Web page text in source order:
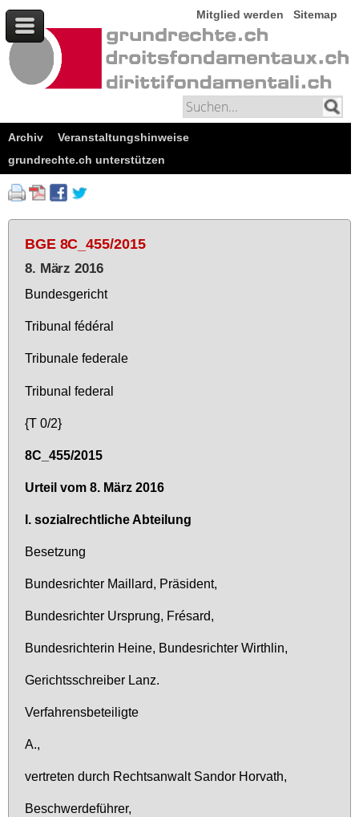
Mitglied werden Sitemap
Archiv
Veranstaltungshinweise
grundrechte.ch unterstützen
BGE 8C_455/2015
8. März 2016
Bun­des­ge­richt
Tri­bu­nal fédéral
Tri­bu­na­le fe­dera­le
Tri­bu­nal fe­deral
{T 0/2}
8C_455/2015
Ur­teil vom 8. März 2016
I. so­zi­al­recht­li­che Ab­tei­lung
Be­set­zung
Bun­des­rich­ter Mail­lard, Prä­si­dent,
Bun­des­rich­ter Ur­sprung, Frésard,
Bun­des­rich­te­rin Hei­ne, Bun­des­rich­ter Wirth­lin,
Ge­richts­schrei­ber Lanz.
Ver­fah­rens­be­tei­lig­te
A.,
ver­tre­ten durch Rechts­an­walt San­dor Hor­vath,
Be­schwer­de­füh­rer,